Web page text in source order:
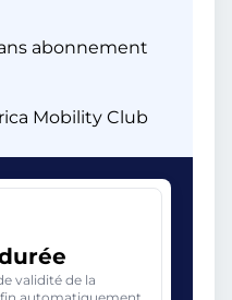
abonnement
Mobility Club
validité de la